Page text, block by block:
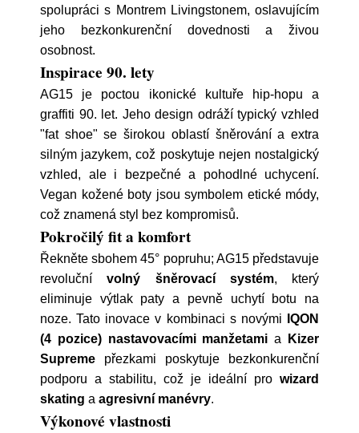
spolupráci s Montrem Livingstonem, oslavujícím
jeho bezkonkurenční dovednosti a živou
osobnost.
Inspirace 90. lety
AG15 je poctou ikonické kultuře hip-hopu a
graffiti 90. let. Jeho design odráží typický vzhled
"fat shoe" se širokou oblastí šněrování a extra
silným jazykem, což poskytuje nejen nostalgický
vzhled, ale i bezpečné a pohodlné uchycení.
Vegan kožené boty jsou symbolem etické módy,
což znamená styl bez kompromisů.
Pokročilý fit a komfort
Řekněte sbohem 45° popruhu; AG15 představuje
revolučnívolný šněrovací systém, který
eliminuje výtlak paty a pevně uchytí botu na
noze. Tato inovace v kombinaci s novými
IQON
(4 pozice) nastavovacími manžetami a
Kizer
Supreme přezkami poskytuje bezkonkurenční
podporu a stabilitu, což je ideální pro wizard
skating a agresivní manévry.
Výkonové vlastnosti